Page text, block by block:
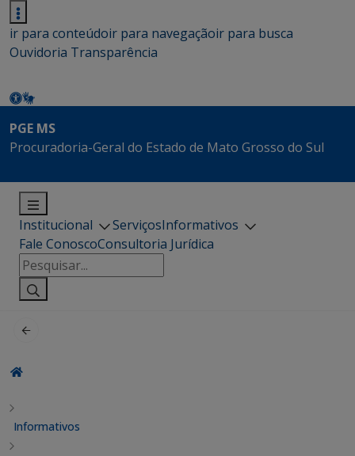
ir para conteúdoir para navegaçãoir para busca
Ouvidoria Transparência
PGE MS
Procuradoria-Geral do Estado de Mato Grosso do Sul
Institucional ServiçosInformativos
Fale ConoscoConsultoria Jurídica
Pesquisar
por:
Informativos